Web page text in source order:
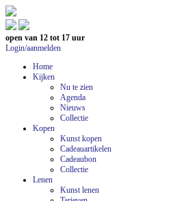
open van 12 tot 17 uur
Login/aanmelden
Home
Kijken
Nu te zien
Agenda
Nieuws
Collectie
Kopen
Kunst kopen
Cadeauartikelen
Cadeaubon
Collectie
Lenen
Kunst lenen